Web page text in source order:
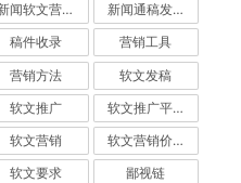
新闻软文营销推广 新闻通稿发布推广
稿件收录 营销工具
营销方法 软文发稿
软文推广 软文推广平台
软文营销 软文营销价值
软文要求 鄙视链